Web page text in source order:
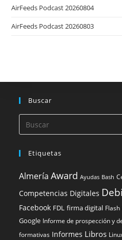
AirFeeds Podcast 20260804
AirFeeds Podcast 20260803
Buscar
Etiquetas
Almería Award Ayudas Bash
Competencias Digitales
Facebook FDL firma digital Flash
Google Informe de prospección y
formativas Informes Libros